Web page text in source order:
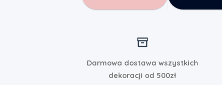
Darmowa dostawa wszystkich
dekoracji od 500zł